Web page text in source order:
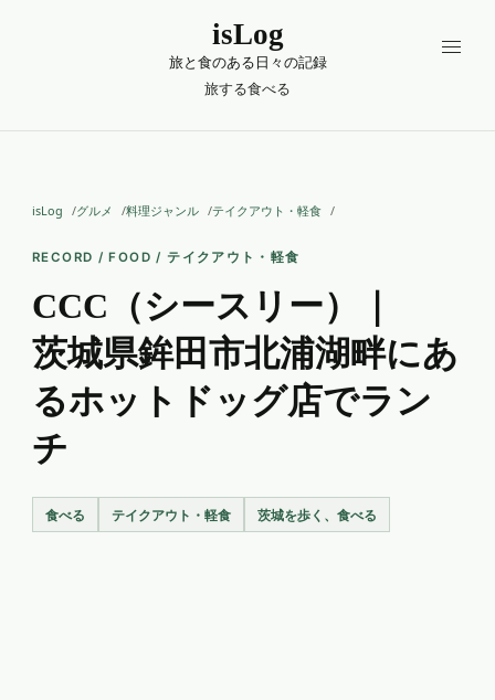
isLog
旅と食のある日々の記録
旅する食べる
isLog グルメ 料理ジャンル テイクアウト・軽食
RECORD / FOOD / テイクアウト・軽食
CCC（シースリー）｜
茨城県鉾田市北浦湖畔にあ
るホットドッグ店でラン
チ
食べる テイクアウト・軽食 茨城を歩く、食べる